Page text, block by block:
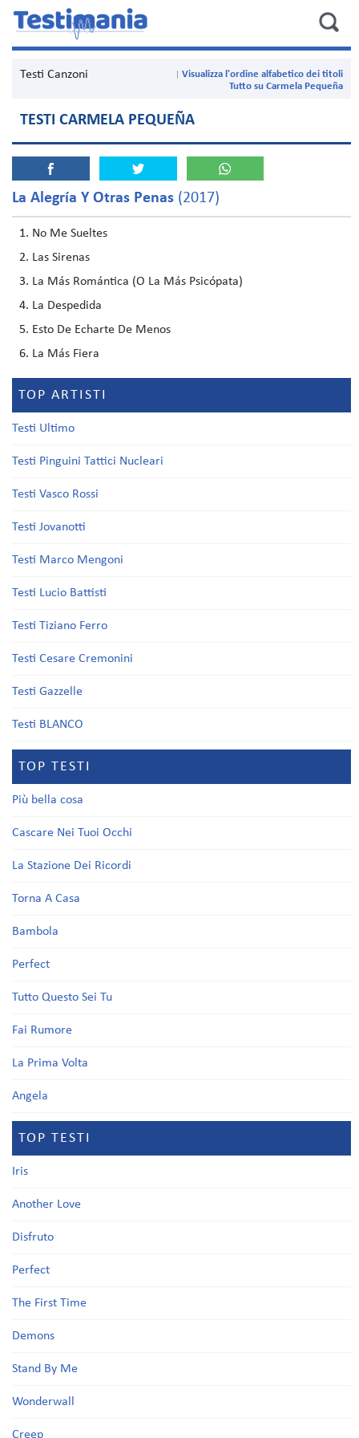
Testi Canzoni
Visualizza l'ordine alfabetico dei titoli
Tutto su Carmela Pequeña
TESTI CARMELA PEQUEÑA
La Alegría Y Otras Penas (2017)
No Me Sueltes
Las Sirenas
La Más Romántica (O La Más Psicópata)
La Despedida
Esto De Echarte De Menos
La Más Fiera
TOP ARTISTI
Testi Ultimo
Testi Pinguini Tattici Nucleari
Testi Vasco Rossi
Testi Jovanotti
Testi Marco Mengoni
Testi Lucio Battisti
Testi Tiziano Ferro
Testi Cesare Cremonini
Testi Gazzelle
Testi BLANCO
TOP TESTI
Più bella cosa
Cascare Nei Tuoi Occhi
La Stazione Dei Ricordi
Torna A Casa
Bambola
Perfect
Tutto Questo Sei Tu
Fai Rumore
La Prima Volta
Angela
TOP TESTI
Iris
Another Love
Disfruto
Perfect
The First Time
Demons
Stand By Me
Wonderwall
Creep